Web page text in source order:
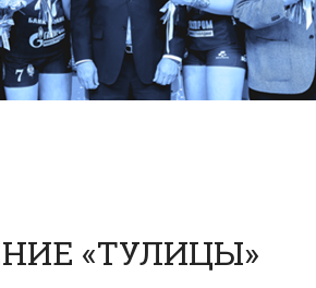
«ТУЛИЦЫ»